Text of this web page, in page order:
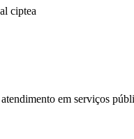
em serviços